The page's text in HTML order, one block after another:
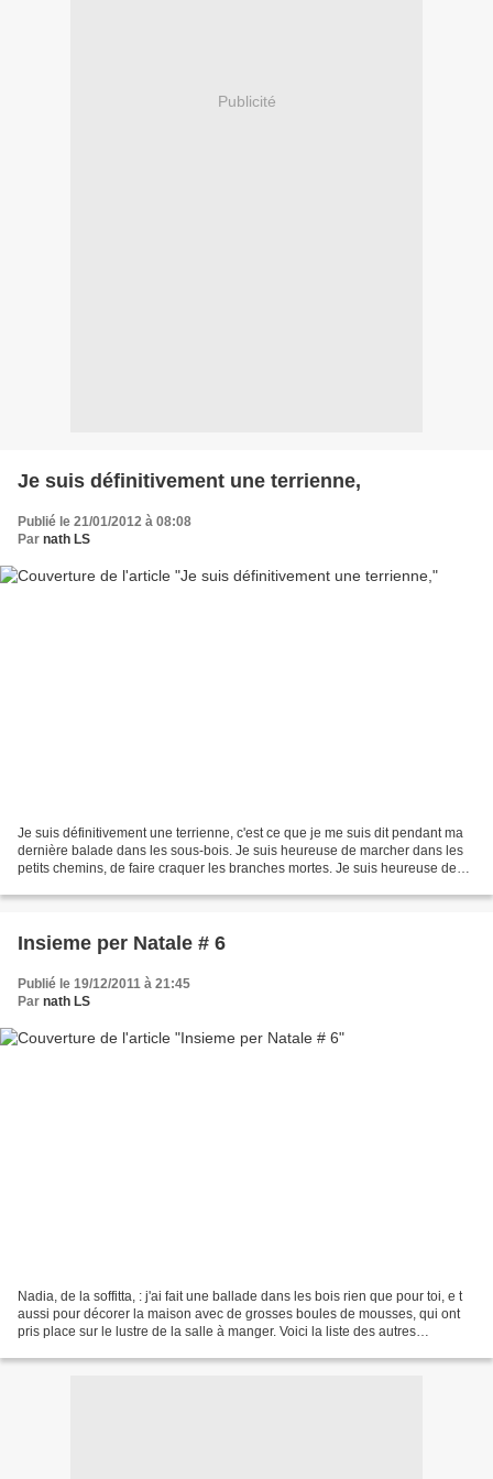
Publicité
Je suis définitivement une terrienne,
Publié le 21/01/2012 à 08:08
Par nath LS
Je suis définitivement une terrienne, c'est ce que je me suis dit pendant ma
dernière balade dans les sous-bois. Je suis heureuse de marcher dans les
petits chemins, de faire craquer les branches mortes. Je suis heureuse de
Insieme per Natale # 6
Publié le 19/12/2011 à 21:45
Par nath LS
Nadia, de la soffitta, : j'ai fait une ballade dans les bois rien que pour toi, e t
aussi pour décorer la maison avec de grosses boules de mousses, qui ont
pris place sur le lustre de la salle à manger. Voici la liste des autres